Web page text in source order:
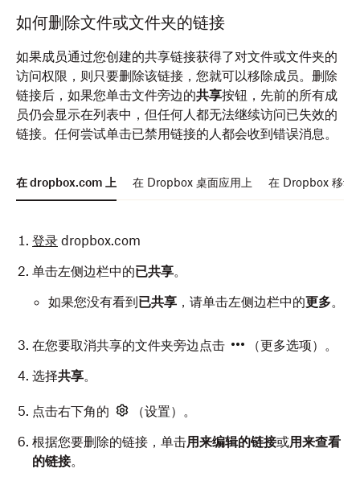
Dropbox 文件夹。
右键单击要取消共享的文件夹。
选择 Dropbox 图标旁边的共享...。
点击右上角的
（设置）。
单击取消共享。
中的更多选项）或
（iOS 系统中的更多选项）。
点按 管理访问权限。
点按取消共享。
如何删除文件或文件夹的链接
如果成员通过您创建的共享链接获得了对文件或文件夹的
访问权限，则只要删除该链接，您就可以移除成员。删除
链接后，如果您单击文件旁边的共享按钮，先前的所有成
员仍会显示在列表中，但任何人都无法继续访问已失效的
链接。任何尝试单击已禁用链接的人都会收到错误消息。
在 dropbox.com 上 在 Dropbox 桌面应用上 在 Dropbox 移动
登录 dropbox.com
单击左侧边栏中的已共享。
如果您没有看到已共享 ，请单击左侧边栏中的更多。
在您要取消共享的文件夹旁边点击
（更多选项）。
选择共享。
点击右下角的
（设置）。
根据您要删除的链接，单击用来编辑的链接或用来查看
的链接。